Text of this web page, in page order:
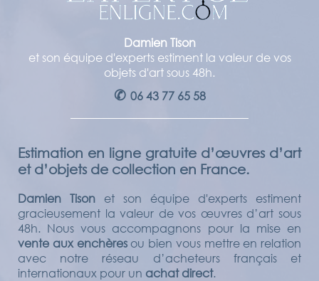
Damien Tison
et son équipe d'experts estiment la valeur de vos
objets d'art sous 48h.
✆ 06 43 77 65 58
Estimation en ligne gratuite d’œuvres d’art
et d’objets de collection en France.
Damien Tison et son équipe d'experts estiment
gracieusement la valeur de vos œuvres d’art sous
48h. Nous vous accompagnons pour la mise en
vente aux enchèresou bien vous mettre en relation
avec notre réseau d’acheteurs français et
internationaux pour un achat direct.